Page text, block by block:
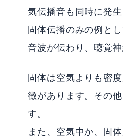
気伝播音も同時に発生
固体伝播のみの例と
音波が伝わり、聴覚
固体は空気よりも密
徴があります。その
す。
また、空気中か、固